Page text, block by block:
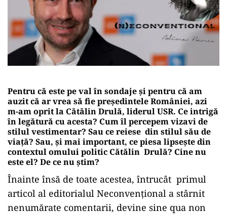
Pentru că este pe val în sondaje și pentru că am
auzit că ar vrea să fie președintele României, azi
m-am oprit la Cătălin Drulă, liderul USR. Ce intrigă
în legătură cu acesta? Cum îl percepem vizavi de
stilul vestimentar? Sau ce reiese din stilul său de
viață? Sau, și mai important, ce piesa lipsește din
contextul omului politic Cătălin Drulă? Cine nu
este el? De ce nu știm?
Înainte însă de toate acestea, întrucât primul
articol al editorialul Neconvențional a stârnit
nenumărate comentarii, devine sine qua non